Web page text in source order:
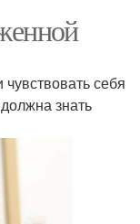
себя
знать